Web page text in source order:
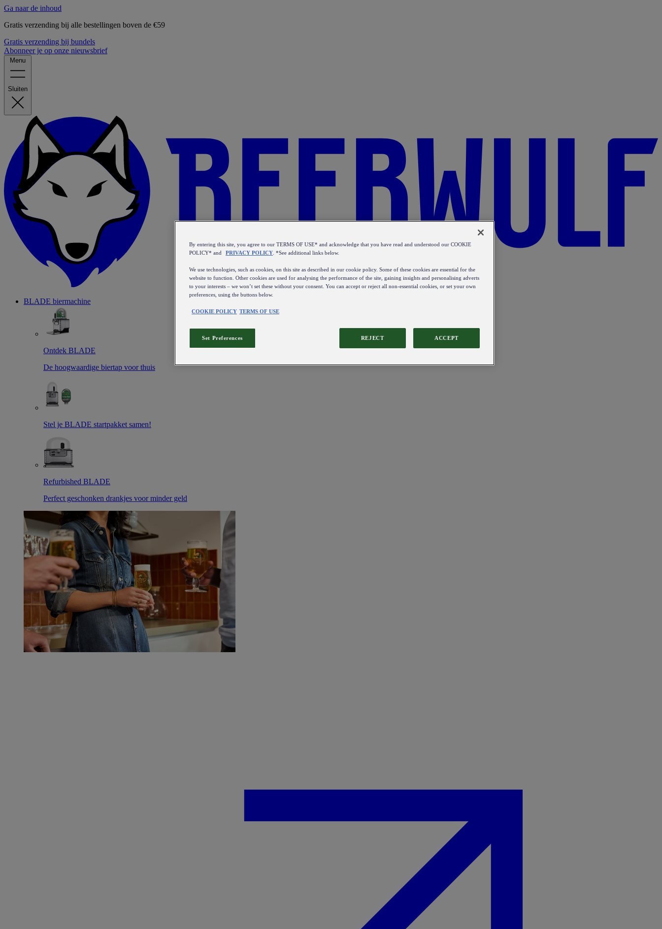
Ga naar de inhoud
Gratis verzending bij alle bestellingen boven de €59
Gratis verzending bij bundels
Abonneer je op onze nieuwsbrief
Menu
Sluiten
BLADE biermachine
Ontdek BLADE
De hoogwaardige biertap voor thuis
Stel je BLADE startpakket samen!
Refurbished BLADE
Perfect geschonken drankjes voor minder geld
By entering this site, you agree to our TERMS OF USE* and acknowledge that you have read and understood our COOKIE
POLICY* and
PRIVACY POLICY . *See additional links below.
We use technologies, such as cookies, on this site as described in our cookie policy. Some of these cookies are essential for the
website to function. Other cookies are used for analysing the performance of the site, gaining insights and personalising adverts
to your interests – we won’t set these without your consent. You can accept or reject all non-essential cookies, or set your own
preferences, using the buttons below.
COOKIE POLICY TERMS OF USE
REJECT ACCEPT
Set Preferences